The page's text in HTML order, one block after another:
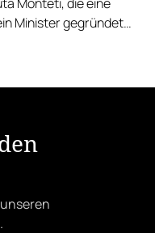
Minister gegründet